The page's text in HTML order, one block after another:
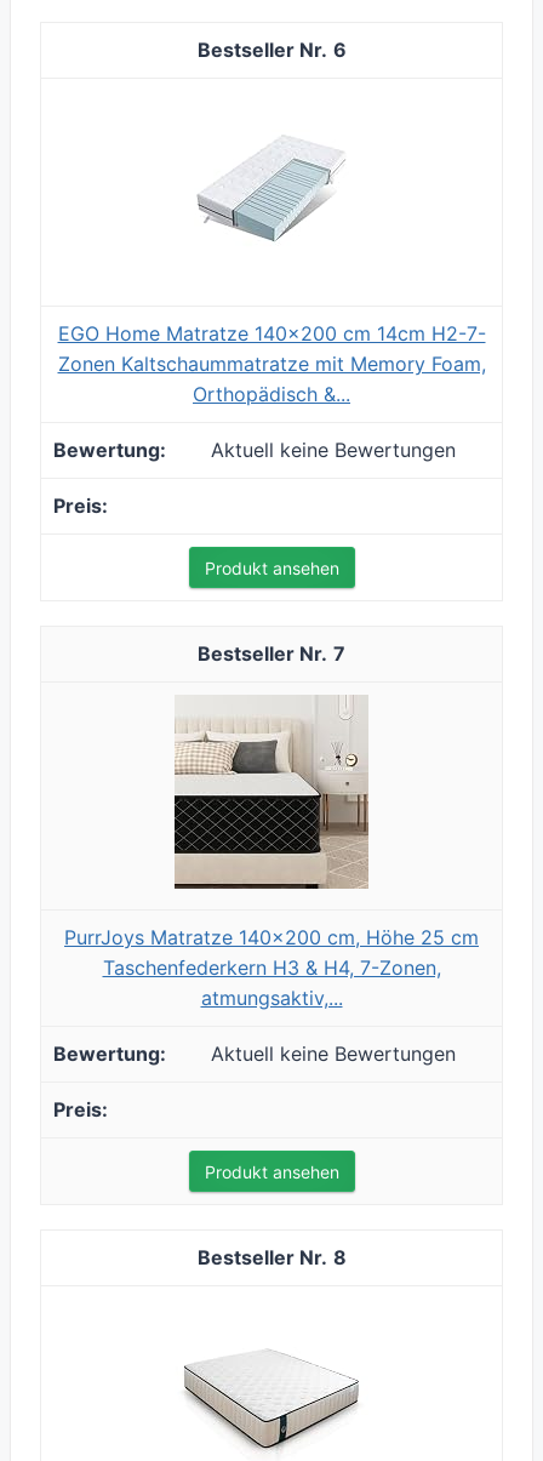
6
EGO Home Matratze 140x200 cm 14cm H2-7-
Zonen Kaltschaummatratze mit Memory Foam,
Orthopädisch &...
Aktuell keine Bewertungen
Produkt ansehen
7
PurrJoys Matratze 140x200 cm, Höhe 25 cm
Taschenfederkern H3 & H4, 7-Zonen,
atmungsaktiv,...
Aktuell keine Bewertungen
Produkt ansehen
8